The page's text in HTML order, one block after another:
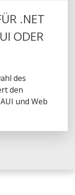
.NET
ODER
des
den
und Web